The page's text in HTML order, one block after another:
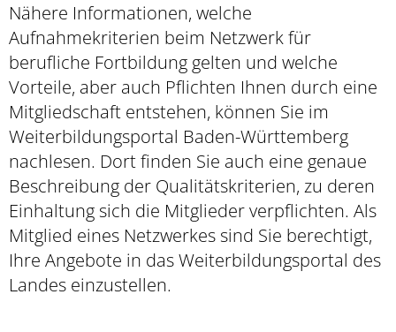
Nähere Informationen, welche
Aufnahmekriterien beim Netzwerk für
berufliche Fortbildung gelten und welche
Vorteile, aber auch Pflichten Ihnen durch eine
Mitgliedschaft entstehen, können Sie im
Weiterbildungsportal Baden-Württemberg
nachlesen. Dort finden Sie auch eine genaue
Beschreibung der Qualitätskriterien, zu deren
Einhaltung sich die Mitglieder verpflichten. Als
Mitglied eines Netzwerkes sind Sie berechtigt,
Ihre Angebote in das Weiterbildungsportal des
Landes einzustellen.